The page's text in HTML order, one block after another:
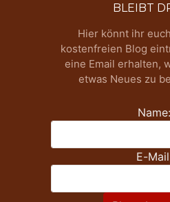
BLEIBT
Hier könnt ihr
kostenfreien Blog
eine Email erhalten,
etwas Neues zu
Name:
E-